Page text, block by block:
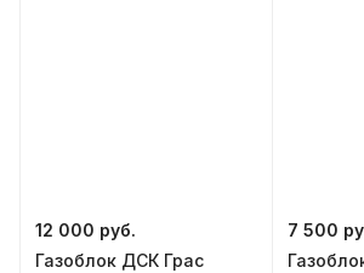
12 000 руб.
Газоблок ДСК Грас
7 500